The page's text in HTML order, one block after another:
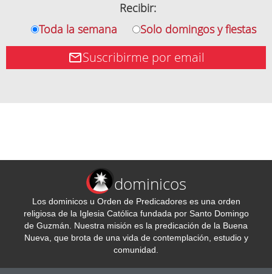
Recibir:
Toda la semana
Solo domingos y fiestas
Suscribirme por email
dominicos
Los dominicos u Orden de Predicadores es una orden
religiosa de la Iglesia Católica fundada por Santo Domingo
de Guzmán. Nuestra misión es la predicación de la Buena
Nueva, que brota de una vida de contemplación, estudio y
comunidad.